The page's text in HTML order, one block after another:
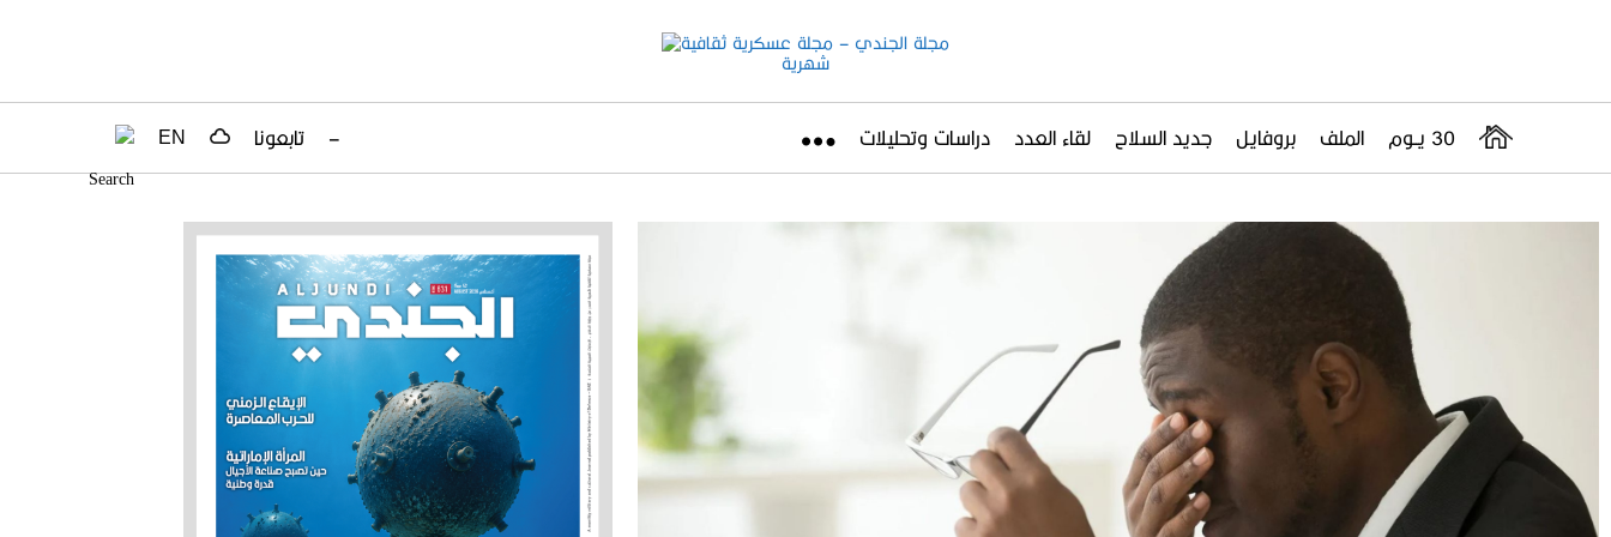
30 يــوم الملف بروفايل جديد السلاح لقاء العدد دراسات وتحليلات – تابعونا EN